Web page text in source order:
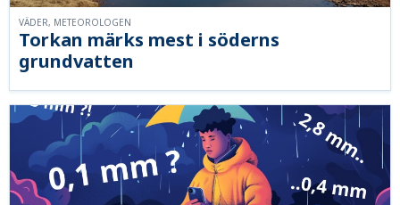
Torkan märks mest i söderns
grundvatten
VÄDER, METEOROLOGEN